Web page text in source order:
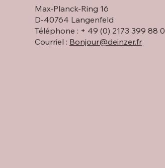
Changement stratégique de
direction chez DEINZER
GmbH
Max-Planck-Ring 16
D-40764 Langenfeld
Téléphone : + 49 (0) 2173 399 88 0
Courriel : Bonjour@deinzer.fr